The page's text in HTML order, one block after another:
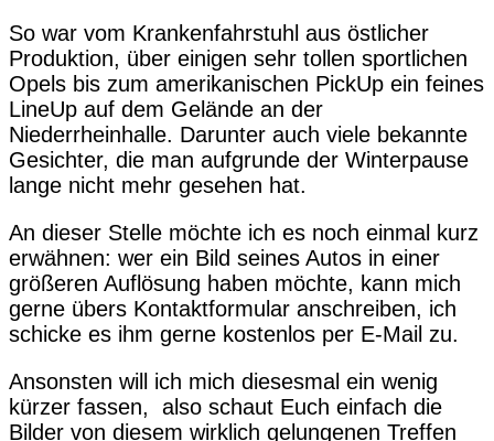
So war vom Krankenfahrstuhl aus östlicher
Produktion, über einigen sehr tollen sportlichen
Opels bis zum amerikanischen PickUp ein feines
LineUp auf dem Gelände an der
Niederrheinhalle. Darunter auch viele bekannte
Gesichter, die man aufgrunde der Winterpause
lange nicht mehr gesehen hat.
An dieser Stelle möchte ich es noch einmal kurz
erwähnen: wer ein Bild seines Autos in einer
größeren Auflösung haben möchte, kann mich
gerne übers Kontaktformular anschreiben, ich
schicke es ihm gerne kostenlos per E-Mail zu.
Ansonsten will ich mich diesesmal ein wenig
kürzer fassen, also schaut Euch einfach die
Bilder von diesem wirklich gelungenen Treffen